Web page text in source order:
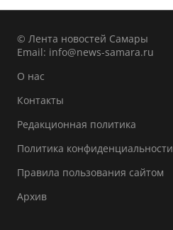
© Лента новостей Самары
Email: info@news-samara.ru
О нас
Контакты
Редакционная политика
Политика конфиденциальности
Правила пользования сайтом
Архив